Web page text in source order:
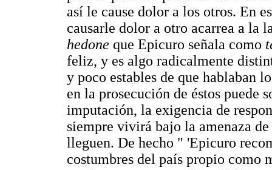
así le cause dolor a los otros. En
causarle dolor a otro acarrea a la
hedone que Epicuro señala como
feliz, y es algo radicalmente
y poco estables de que hablaban
en la prosecución de éstos
imputación, la exigencia de
siempre vivirá bajo la amenaza
lleguen. De hecho " 'Epicuro
costumbres del país propio como